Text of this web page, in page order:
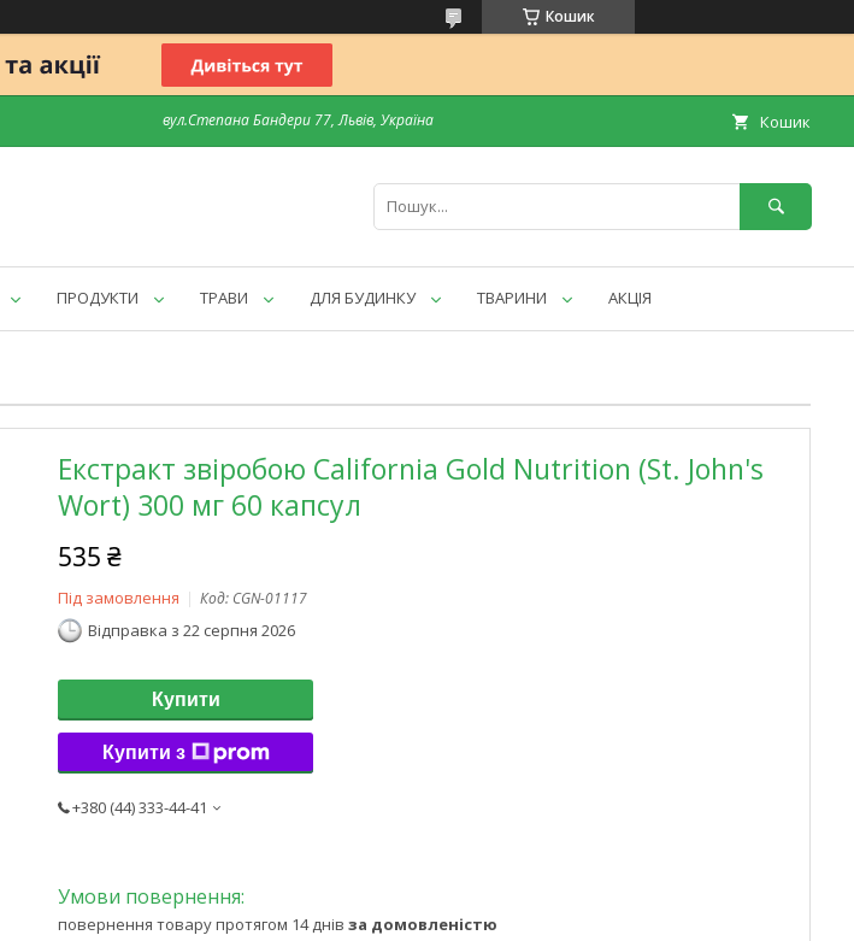
Кошик
вул.Степана Бандери 77, Львів, Україна Кошик
ПРОДУКТИ ТРАВИ ДЛЯ БУДИНКУ ТВАРИНИ АКЦІЯ
Екстракт звіробою California Gold Nutrition (St. John's
Wort) 300 мг 60 капсул
535 ₴
Під замовлення Код: CGN-01117
Відправка з 22 серпня 2026
Купити
Купити з
+380 (44) 333-44-41
повернення товару протягом 14 днів за домовленістю